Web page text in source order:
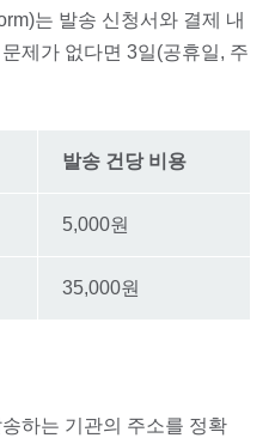
는 발송 신청서와 결제 내
제가 없다면 3일(공휴일, 주
발송 건당 비용
5,000원
35,000원
하는 기관의 주소를 정확